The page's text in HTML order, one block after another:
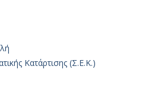
Κατάρτισης (Σ.Ε.Κ.)